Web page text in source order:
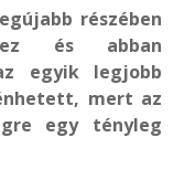
részében
és abban
egyik legjobb
mert az
egy tényleg